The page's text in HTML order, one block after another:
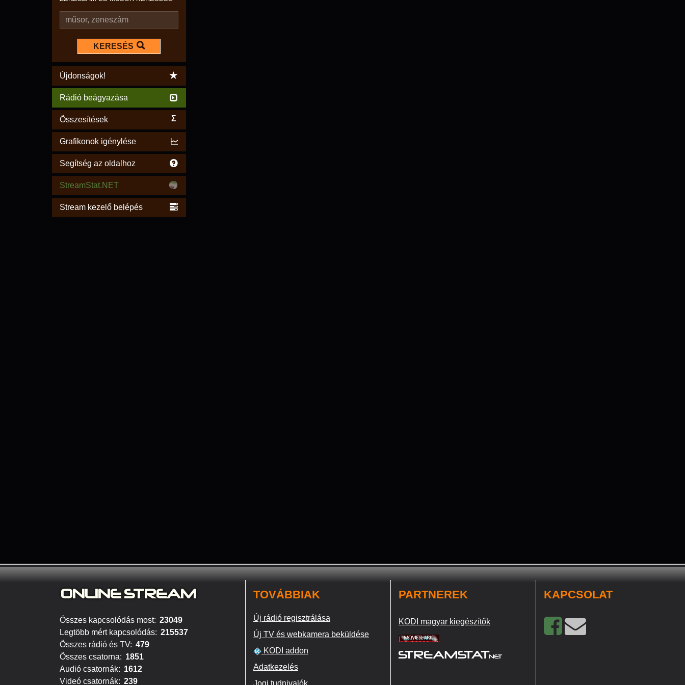
KERESÉS
Újdonságok!
Rádió beágyazása
Összesítések Σ
Grafikonok igénylése
Segítség az oldalhoz
StreamStat.NET
Stream kezelő belépés
ONLINE STREAM
Összes kapcsolódás most: 23049
Legtöbb mért kapcsolódás: 215537
Összes rádió és TV: 479
Összes csatorna: 1851
Audió csatornák: 1612
Videó csatornák: 239
TOVÁBBIAK
Új rádió regisztrálása
Új TV és webkamera beküldése
KODI addon
Adatkezelés
Jogi tudnivalók
PARTNEREK
KODI magyar kiegészítők
KAPCSOLAT